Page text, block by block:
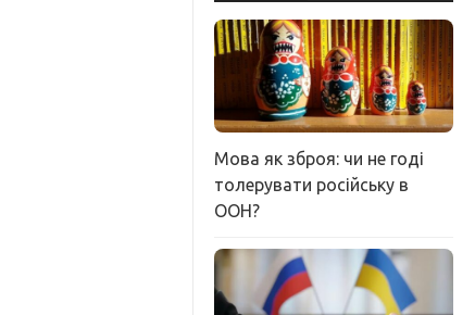
Мова як зброя: чи не годі
толерувати російську в
ООН?